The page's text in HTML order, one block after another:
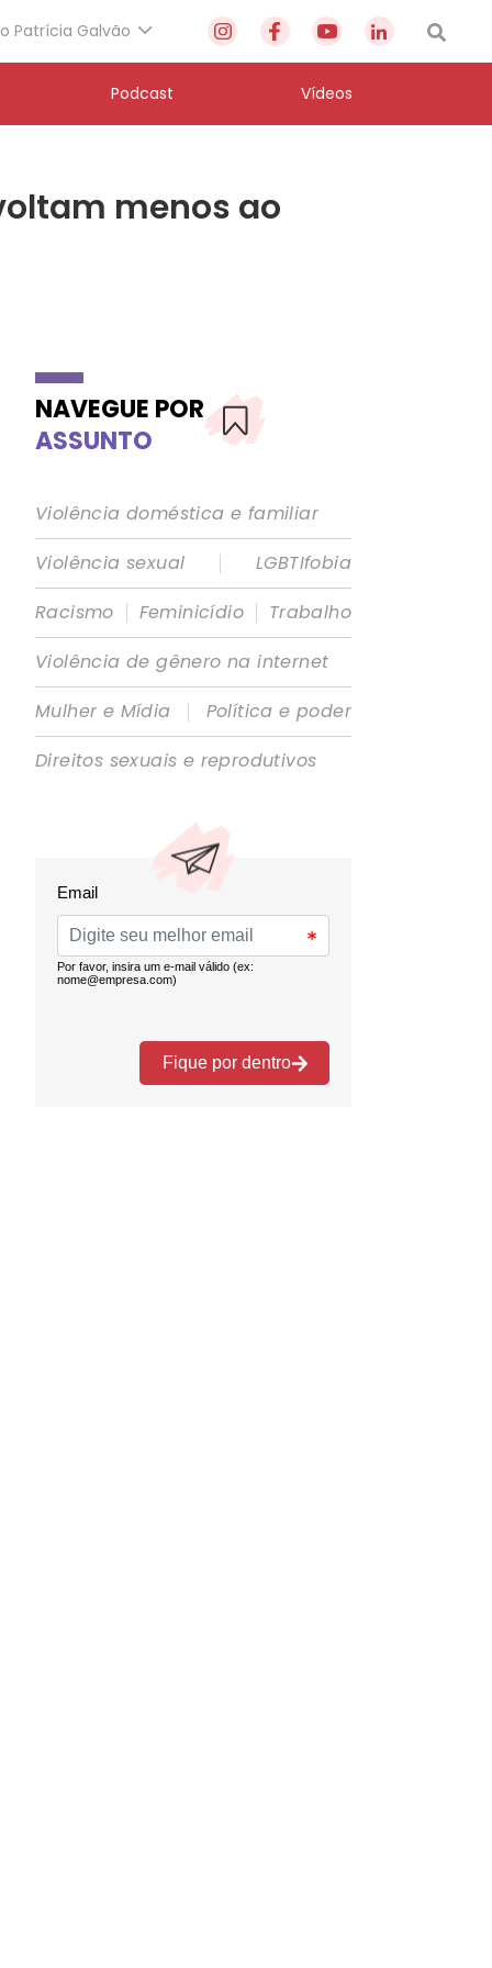
Patrícia Galvão
Podcast Vídeos
menos ao
NAVEGUE POR
ASSUNTO
Violência doméstica e familiar
Violência sexual
|
LGBTIfobia
Racismo | Feminicídio | Trabalho
Violência de gênero na internet
Mulher e Mídia
|
Política e poder
Direitos sexuais e reprodutivos